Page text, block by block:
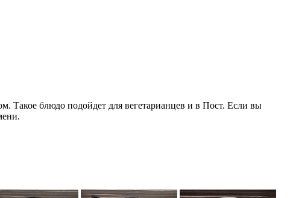
Такое блюдо подойдет для вегетарианцев и в Пост. Если вы